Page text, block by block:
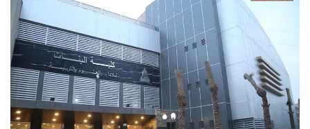
الإعلام
تواصل معنا
الطلاب
هيئة التدريس